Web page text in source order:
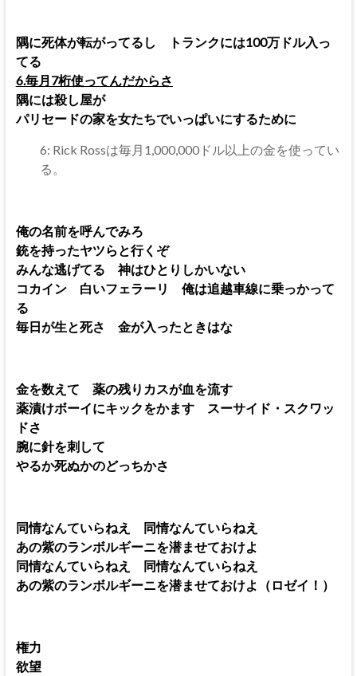
隅に死体が転がってるし トランクには100万ドル入っ
てる
6.毎月7桁使ってんだからさ
隅には殺し屋が
パリセードの家を女たちでいっぱいにするために
6: Rick Rossは毎月1,000,000ドル以上の金を使ってい
る。
俺の名前を呼んでみろ
銃を持ったヤツらと行くぞ
みんな逃げてる 神はひとりしかいない
コカイン 白いフェラーリ 俺は追越車線に乗っかって
る
毎日が生と死さ 金が入ったときはな
金を数えて 薬の残りカスが血を流す
薬漬けボーイにキックをかます スーサイド・スクワッ
ドさ
腕に針を刺して
やるか死ぬかのどっちかさ
同情なんていらねえ 同情なんていらねえ
あの紫のランボルギーニを潜ませておけよ
同情なんていらねえ 同情なんていらねえ
あの紫のランボルギーニを潜ませておけよ（ロゼイ！）
権力
欲望